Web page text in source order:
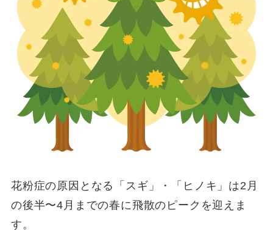
花粉症の原因となる「スギ」・「ヒノキ」は2月
の後半〜4月までの春に飛散のピークを迎えま
す。